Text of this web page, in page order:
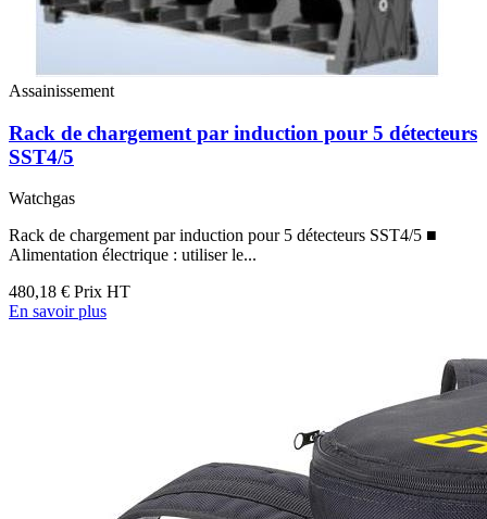
Assainissement
Rack de chargement par induction pour 5 détecteurs
SST4/5
Watchgas
Rack de chargement par induction pour 5 détecteurs SST4/5 ■
Alimentation électrique : utiliser le...
480,18 € Prix HT
En savoir plus